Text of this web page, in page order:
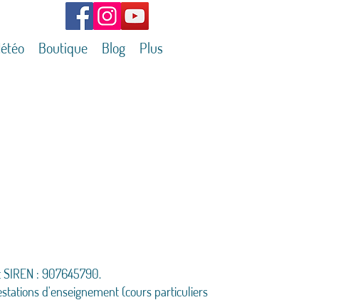
Boutique Blog Plus
: 907645790.
d'enseignement (cours particuliers